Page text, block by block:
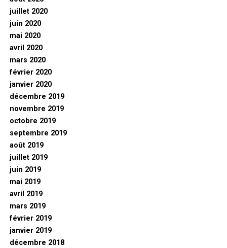
juillet 2020
juin 2020
mai 2020
avril 2020
mars 2020
février 2020
janvier 2020
décembre 2019
novembre 2019
octobre 2019
septembre 2019
août 2019
juillet 2019
juin 2019
mai 2019
avril 2019
mars 2019
février 2019
janvier 2019
décembre 2018